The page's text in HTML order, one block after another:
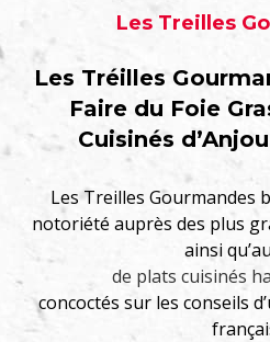
Les Treilles
Les Tréilles
Faire du Foie
Cuisinés
Les Treilles Gourmandes
notoriété auprès des plus
ainsi
de plats cuisinés
concoctés sur les conseils